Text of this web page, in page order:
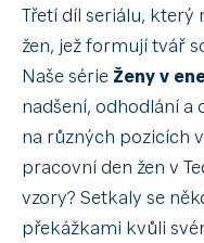
Třetí díl seriálu, který
žen, jež formují tvář
Naše série Ženy v
nadšení, odhodlání
na různých pozicích
pracovní den žen v
vzory? Setkaly se
překážkami kvůli